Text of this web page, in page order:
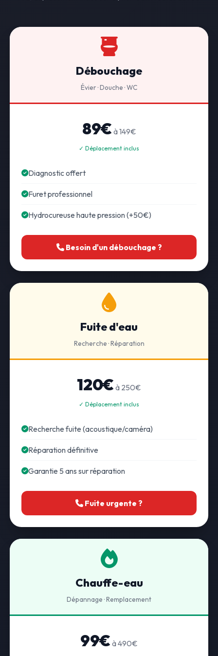
Débouchage
Évier · Douche · WC
89€ à 149€
✓ Déplacement inclus
Diagnostic offert
Furet professionnel
Hydrocureuse haute pression (+50€)
Besoin d'un débouchage ?
Fuite d'eau
Recherche · Réparation
120€ à 250€
✓ Déplacement inclus
Recherche fuite (acoustique/caméra)
Réparation définitive
Garantie 5 ans sur réparation
Fuite urgente ?
Chauffe-eau
Dépannage · Remplacement
99€ à 490€